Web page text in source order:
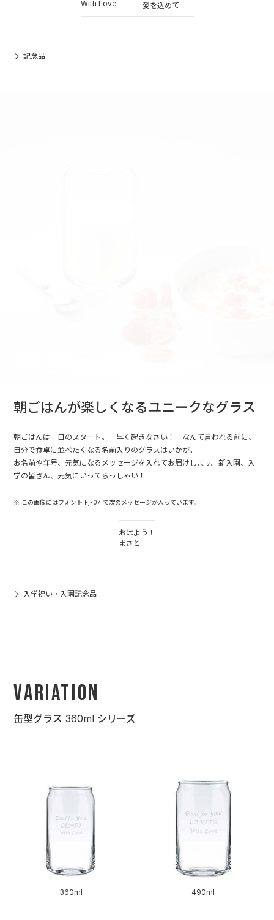
With Love 愛を込めて
記念品
朝ごはんが楽しくなるユニークなグラス
朝ごはんは一日のスタート。「早く起きなさい！」なんて言われる前に、
自分で食卓に並べたくなる名前入りのグラスはいかが。
お名前や年号、元気になるメッセージを入れてお届けします。新入園、入
学の皆さん、元気にいってらっしゃい！
※ この画像にはフォント Fj-07 で次のメッセージが入っています。
おはよう！
まさと
入学祝い・入園記念品
Variation
缶型グラス 360ml シリーズ
360ml 490ml